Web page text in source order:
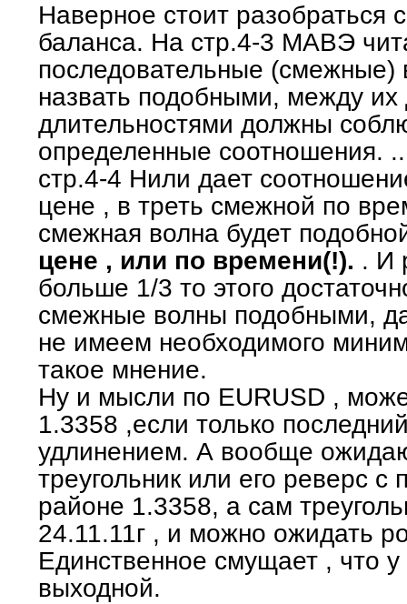
Наверное стоит разобраться
баланса. На стр.4-3 МАВЭ
последовательные
назвать подобными, между
длительностями должны
определенные соотношения.
стр.4-4 Нили дает
цене , в треть смежной по
смежная волна будет
цене , или по времени(!). . И
больше 1/3 то этого
смежные волны подобными,
не имеем необходимого
такое мнение.
Ну и мысли по EURUSD ,
1.3358 ,если только
удлинением. А вообще
треугольник или его реверс
районе 1.3358, а сам
24.11.11г , и можно ожидать
Единственное смущает , что
выходной.